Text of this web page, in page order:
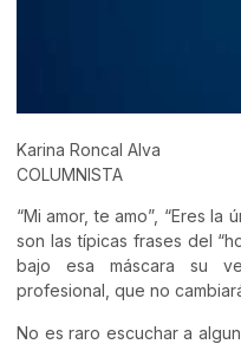
Karina Roncal Alva
COLUMNISTA
“Mi amor, te amo”, “Eres la
son las típicas frases del
bajo esa máscara su
profesional, que no
No es raro escuchar a